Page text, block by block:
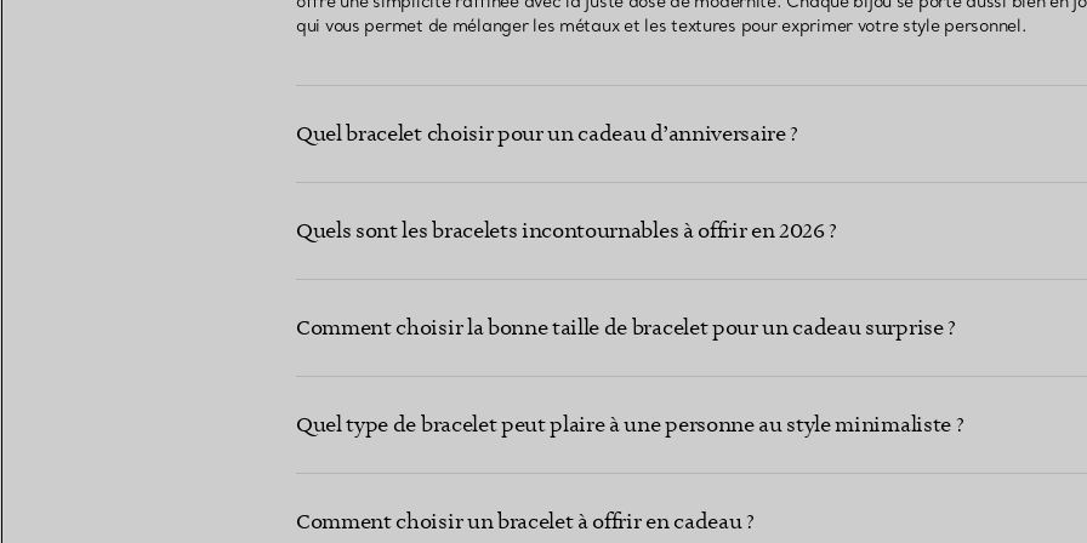
qui vous permet de mélanger les métaux et les textures pour exprimer votre style personnel.
Quel bracelet choisir pour un cadeau d’anniversaire ?
Quels sont les bracelets incontournables à offrir en 2026 ?
Comment choisir la bonne taille de bracelet pour un cadeau surprise ?
Quel type de bracelet peut plaire à une personne au style minimaliste ?
Comment choisir un bracelet à offrir en cadeau ?